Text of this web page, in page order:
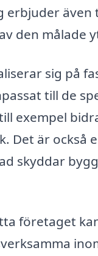
erbjuder
den målade
sig på
till de
exempel
Det är också
skyddar
företaget